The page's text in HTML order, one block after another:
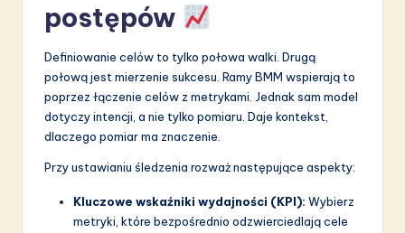
postępów
Definiowanie celów to tylko połowa walki. Drugą
połową jest mierzenie sukcesu. Ramy BMM wspierają to
poprzez łączenie celów z metrykami. Jednak sam model
dotyczy intencji, a nie tylko pomiaru. Daje kontekst,
dlaczego pomiar ma znaczenie.
Przy ustawianiu śledzenia rozważ następujące aspekty:
Kluczowe wskaźniki wydajności (KPI): Wybierz
metryki, które bezpośrednio odzwierciedlają cele